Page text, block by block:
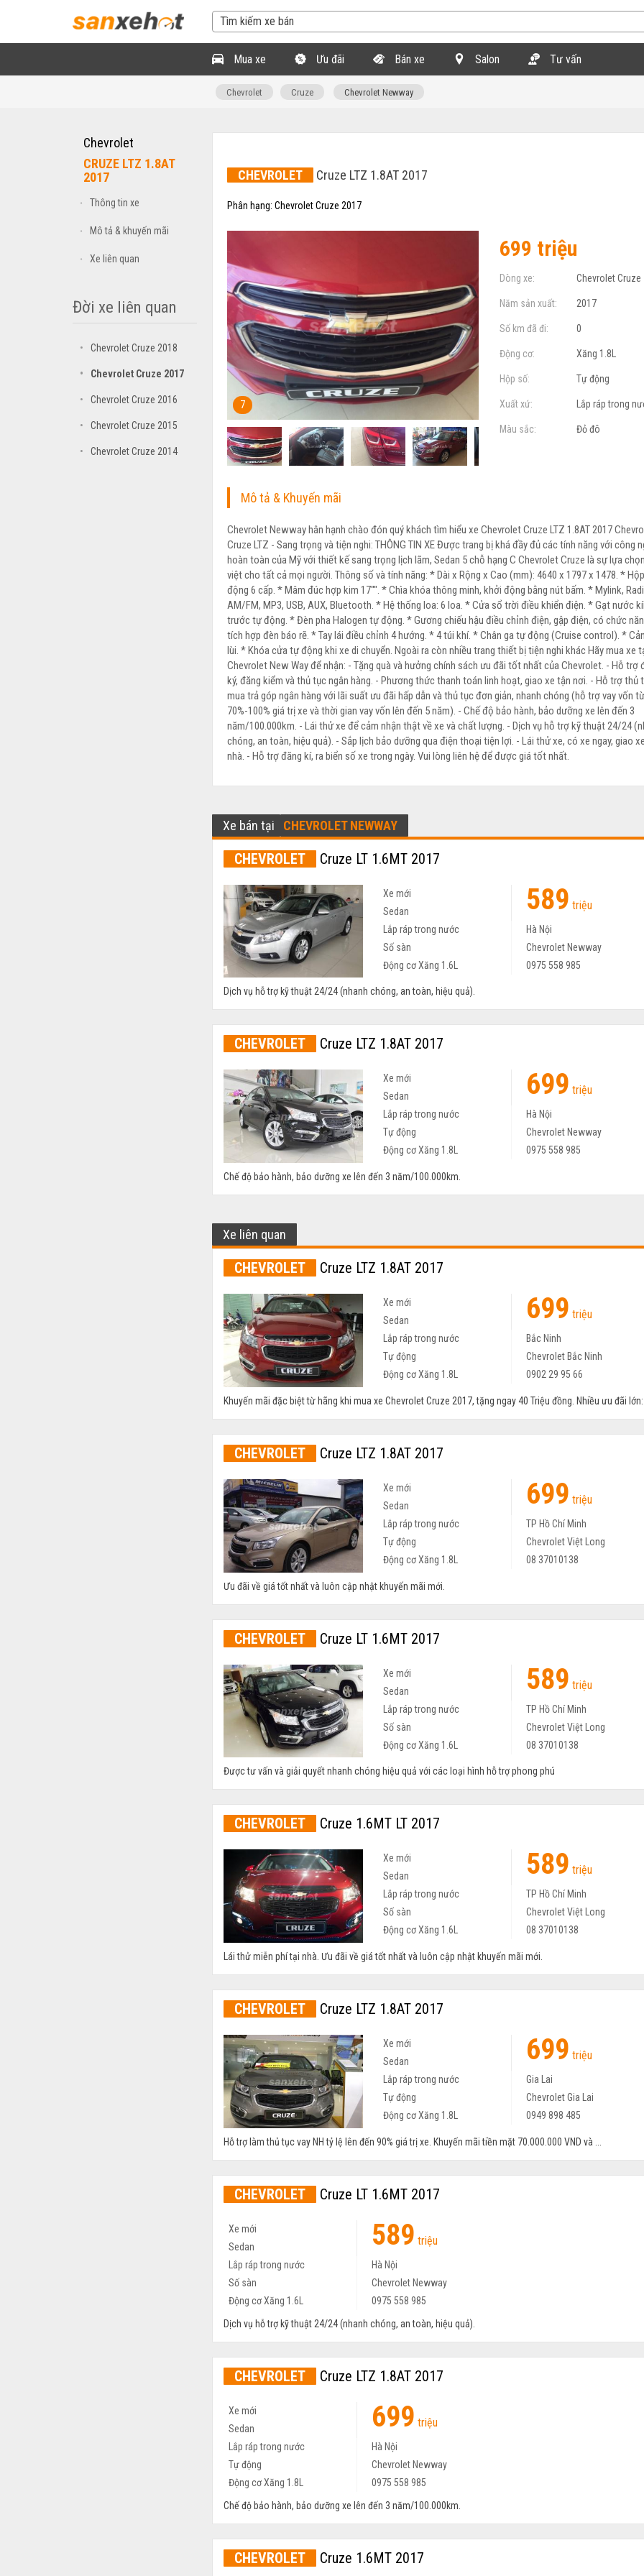
Mua xe Ưu đãi Bán xe Salon Tư vấn
Chevrolet Cruze Chevrolet Newway
Chevrolet
CRUZE LTZ 1.8AT
2017
• Thông tin xe
• Mô tả & khuyến mãi
• Xe liên quan
Đời xe liên quan
• Chevrolet Cruze 2018
• Chevrolet Cruze 2017
• Chevrolet Cruze 2016
• Chevrolet Cruze 2015
• Chevrolet Cruze 2014
CHEVROLET Cruze LTZ 1.8AT 2017
Phân hạng: Chevrolet Cruze 2017
7
699 triệu
Dòng xe: Chevrolet Cruze
Năm sản xuất: 2017
Số km đã đi: 0
Động cơ: Xăng 1.8L
Hộp số: Tự động
Xuất xứ: Lắp ráp trong
Màu sắc: Đỏ đô
Mô tả & Khuyến mãi
Chevrolet Newway hân hạnh chào đón quý khách tìm hiểu xe Chevrolet Cruze LTZ 1.8AT 2017
Cruze LTZ - Sang trọng và tiện nghi: THÔNG TIN XE Được trang bị khá đầy đủ các tính năng với công
hoàn toàn của Mỹ với thiết kế sang trọng lịch lãm, Sedan 5 chỗ hạng C Chevrolet Cruze là sự lựa
việt cho tất cả mọi người. Thông số và tính năng: * Dài x Rộng x Cao (mm): 4640 x 1797 x 1478. *
động 6 cấp. * Mâm đúc hợp kim 17"". * Chìa khóa thông minh, khởi động bằng nút bấm. * Mylink,
AM/FM, MP3, USB, AUX, Bluetooth. * Hệ thống loa: 6 loa. * Cửa sổ trời điều khiển điện. * Gạt nước
trước tự động. * Đèn pha Halogen tự động. * Gương chiếu hậu điều chỉnh điện, gập điện, có chức
tích hợp đèn báo rẽ. * Tay lái điều chỉnh 4 hướng. * 4 túi khí. * Chân ga tự động (Cruise control). *
lùi. * Khóa cửa tự động khi xe di chuyển. Ngoài ra còn nhiều trang thiết bị tiện nghi khác Hãy mua xe
Chevrolet New Way để nhận: - Tặng quà và hưởng chính sách ưu đãi tốt nhất của Chevrolet. - Hỗ trợ
ký, đăng kiểm và thủ tục ngân hàng. - Phương thức thanh toán linh hoạt, giao xe tận nơi. - Hỗ trợ thủ
mua trả góp ngân hàng với lãi suất ưu đãi hấp dẫn và thủ tục đơn giản, nhanh chóng (hỗ trợ vay vốn từ
70%-100% giá trị xe và thời gian vay vốn lên đến 5 năm). - Chế độ bảo hành, bảo dưỡng xe lên đến 3
năm/100.000km. - Lái thử xe để cảm nhận thật về xe và chất lượng. - Dịch vụ hỗ trợ kỹ thuật 24/24
chóng, an toàn, hiệu quả). - Sắp lịch bảo dưỡng qua điện thoại tiện lợi. - Lái thử xe, có xe ngay, giao
nhà. - Hỗ trợ đăng kí, ra biển số xe trong ngày. Vui lòng liên hệ để được giá tốt nhất.
Xe bán tại CHEVROLET NEWWAY
CHEVROLET Cruze LT 1.6MT 2017
Xe mới 589 triệu
Sedan
Lắp ráp trong nước
Hà Nội
Số sàn
Chevrolet Newway
Động cơ Xăng 1.6L
0975 558 985
Dịch vụ hỗ trợ kỹ thuật 24/24 (nhanh chóng, an toàn, hiệu quả).
CHEVROLET Cruze LTZ 1.8AT 2017
Xe mới 699 triệu
Sedan
Lắp ráp trong nước
Hà Nội
Tự động
Chevrolet Newway
Động cơ Xăng 1.8L
0975 558 985
Chế độ bảo hành, bảo dưỡng xe lên đến 3 năm/100.000km.
Xe liên quan
CHEVROLET Cruze LTZ 1.8AT 2017
Xe mới 699 triệu
Sedan
Lắp ráp trong nước
Bắc Ninh
Tự động
Chevrolet Bắc Ninh
Động cơ Xăng 1.8L
0902 29 95 66
Khuyến mãi đặc biệt từ hãng khi mua xe Chevrolet Cruze 2017, tặng ngay 40 Triệu đồng. Nhiều ưu đãi lớn:
CHEVROLET Cruze LTZ 1.8AT 2017
Xe mới 699 triệu
Sedan
Lắp ráp trong nước
TP Hồ Chí Minh
Tự động
Chevrolet Việt Long
Động cơ Xăng 1.8L
08 37010138
Ưu đãi về giá tốt nhất và luôn cập nhật khuyến mãi mới.
CHEVROLET Cruze LT 1.6MT 2017
Xe mới 589 triệu
Sedan
Lắp ráp trong nước
TP Hồ Chí Minh
Số sàn
Chevrolet Việt Long
Động cơ Xăng 1.6L
08 37010138
Được tư vấn và giải quyết nhanh chóng hiệu quả với các loại hình hỗ trợ phong phú
CHEVROLET Cruze 1.6MT LT 2017
Xe mới 589 triệu
Sedan
Lắp ráp trong nước
TP Hồ Chí Minh
Số sàn
Chevrolet Việt Long
Động cơ Xăng 1.6L
08 37010138
Lái thử miễn phí tại nhà. Ưu đãi về giá tốt nhất và luôn cập nhật khuyến mãi mới.
CHEVROLET Cruze LTZ 1.8AT 2017
Xe mới 699 triệu
Sedan
Lắp ráp trong nước
Gia Lai
Tự động
Chevrolet Gia Lai
Động cơ Xăng 1.8L
0949 898 485
Hỗ trợ làm thủ tục vay NH tỷ lệ lên đến 90% giá trị xe. Khuyến mãi tiền mặt 70.000.000 VND và ...
CHEVROLET Cruze LT 1.6MT 2017
Xe mới
Sedan
Lắp ráp trong nước
Số sàn
Động cơ Xăng 1.6L
Dịch vụ hỗ trợ kỹ thuật 24/24 (nhanh chóng, an toàn, hiệu quả).
CHEVROLET Cruze LTZ 1.8AT 2017
Xe mới
Lắp ráp trong nước
Tự động
Động cơ Xăng 1.8L
Chế độ bảo hành, bảo dưỡng xe lên đến 3 năm/100.000km.
CHEVROLET Cruze 1.6MT 2017